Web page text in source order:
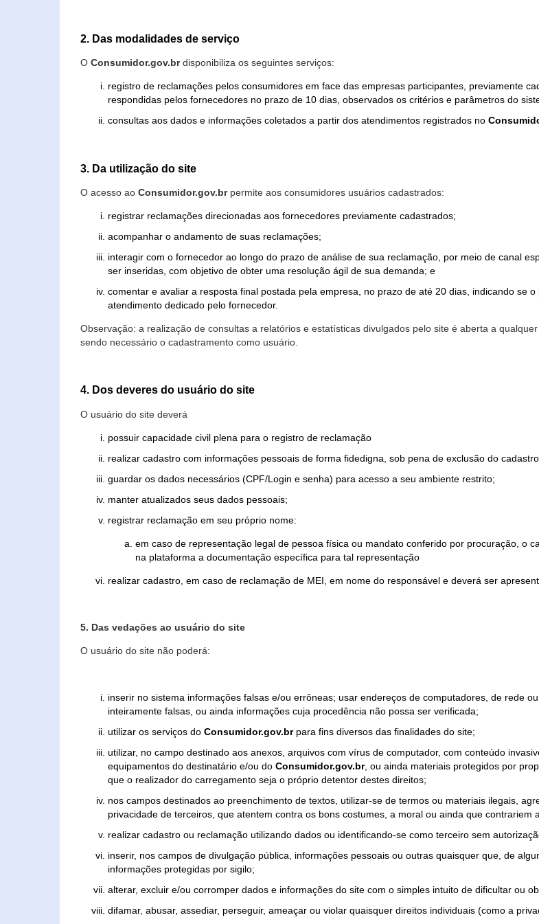
2. Das modalidades de serviço
O Consumidor.gov.brdisponibiliza os seguintes serviços:
registro de reclamações pelos consumidores em face das empresas participantes, previamente
respondidas pelos fornecedores no prazo de 10 dias, observados os critérios e parâmetros do
consultas aos dados e informações coletados a partir dos atendimentos registrados no
3. Da utilização do site
O acesso ao Consumidor.gov.brpermite aos consumidores usuários cadastrados:
registrar reclamações direcionadas aos fornecedores previamente cadastrados;
acompanhar o andamento de suas reclamações;
interagir com o fornecedor ao longo do prazo de análise de sua reclamação, por meio de canal
ser inseridas, com objetivo de obter uma resolução ágil de sua demanda; e
comentar e avaliar a resposta final postada pela empresa, no prazo de até 20 dias, indicando se
atendimento dedicado pelo fornecedor.
Observação: a realização de consultas a relatórios e estatísticas divulgados pelo site é aberta a
sendo necessário o cadastramento como usuário.
4. Dos deveres do usuário do site
O usuário do site deverá
possuir capacidade civil plena para o registro de reclamação
realizar cadastro com informações pessoais de forma fidedigna, sob pena de exclusão do
guardar os dados necessários (CPF/Login e senha) para acesso a seu ambiente restrito;
manter atualizados seus dados pessoais;
registrar reclamação em seu próprio nome:
em caso de representação legal de pessoa física ou mandato conferido por procuração, o
na plataforma a documentação específica para tal representação
realizar cadastro, em caso de reclamação de MEI, em nome do responsável e deverá ser
5. Das vedações ao usuário do site
O usuário do site não poderá:
inserir no sistema informações falsas e/ou errôneas; usar endereços de computadores, de rede
inteiramente falsas, ou ainda informações cuja procedência não possa ser verificada;
utilizar os serviços do Consumidor.gov.brpara fins diversos das finalidades do site;
utilizar, no campo destinado aos anexos, arquivos com vírus de computador, com conteúdo
equipamentos do destinatário e/ou do Consumidor.gov.br, ou ainda materiais protegidos por
que o realizador do carregamento seja o próprio detentor destes direitos;
nos campos destinados ao preenchimento de textos, utilizar-se de termos ou materiais ilegais,
privacidade de terceiros, que atentem contra os bons costumes, a moral ou ainda que contrariem
realizar cadastro ou reclamação utilizando dados ou identificando-se como terceiro sem
inserir, nos campos de divulgação pública, informações pessoais ou outras quaisquer que, de
informações protegidas por sigilo;
alterar, excluir e/ou corromper dados e informações do site com o simples intuito de dificultar ou
difamar, abusar, assediar, perseguir, ameaçar ou violar quaisquer direitos individuais (como a